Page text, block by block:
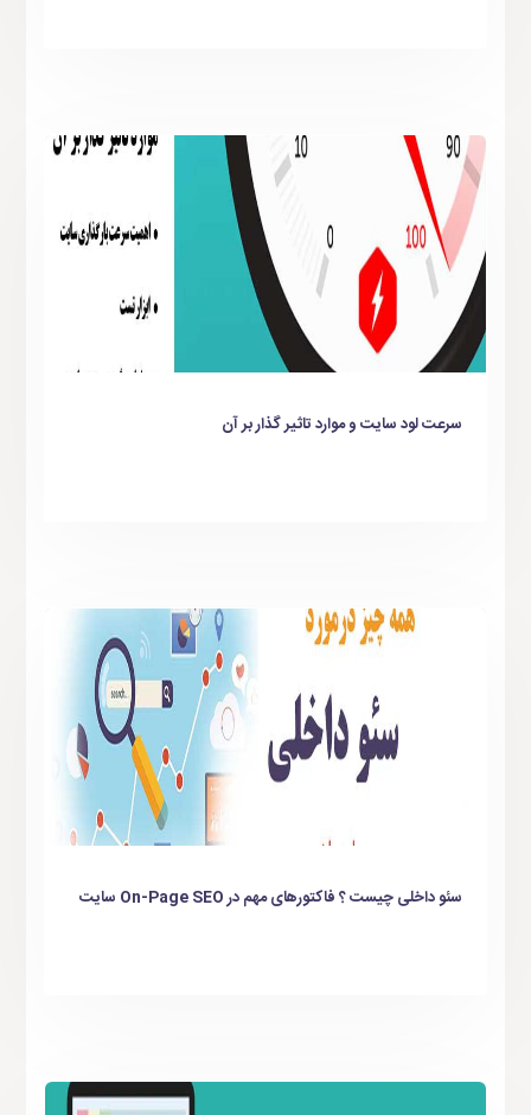
سرعت لود سایت و موارد تاثیر گذار بر آن
سئو داخلی چیست ؟ فاکتورهای مهم در On-Page SEO سایت